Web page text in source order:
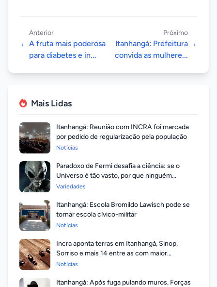
Anterior
A fruta mais poderosa
para diabetes e in...
Próximo
Itanhangá: Prefeitura
convida as mulhere...
Mais Lidas
Itanhangá: Reunião com INCRA foi marcada
por pedido de regularização pela população
Notícias
Paradoxo de Fermi desafia a ciência: se o
Universo é tão vasto, por que ninguém
respondeu?
Variedades
Itanhangá: Escola Bromildo Lawisch pode se
tornar escola cívico-militar
Notícias
Incra aponta terras em Itanhangá, Sinop,
Sorriso e mais 14 entre as com maior
valorização
Notícias
Itanhangá: Após fuga pulando muros, Forças